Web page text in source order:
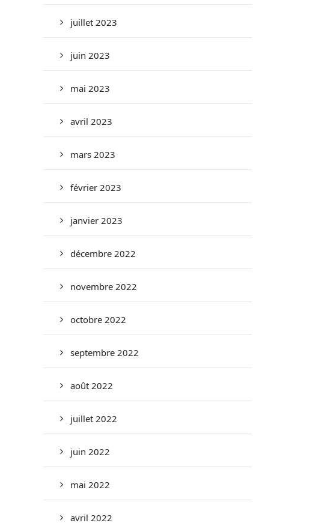
juillet 2023
juin 2023
mai 2023
avril 2023
mars 2023
février 2023
janvier 2023
décembre 2022
novembre 2022
octobre 2022
septembre 2022
août 2022
juillet 2022
juin 2022
mai 2022
avril 2022